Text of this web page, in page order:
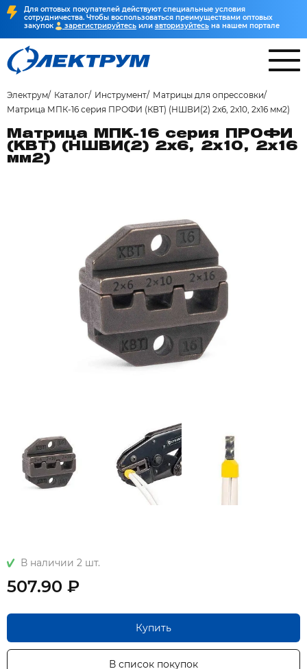
Для оптовых покупателей действуют специальные условия
сотрудничества. Чтобы воспользоваться преимуществами оптовых
закупок
зарегистрируйтесь или авторизуйтесь на нашем портале
Электрум Каталог Инструмент
Матрицы для опрессовки
Матрица МПК-16 серия ПРОФИ (КВТ) (НШВИ(2) 2x6, 2х10, 2х16 мм2)
Матрица МПК-16 серия ПРОФИ
(КВТ) (НШВИ(2) 2x6, 2х10, 2х16
мм2)
В наличии 2 шт.
507.90 ₽
Купить
В список покупок